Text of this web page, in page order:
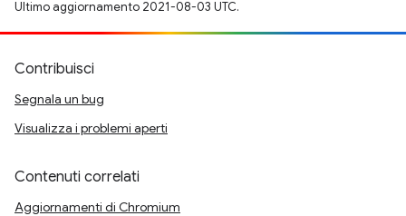
Ultimo aggiornamento 2021-08-03 UTC.
Contribuisci
Segnala un bug
Visualizza i problemi aperti
Contenuti correlati
Aggiornamenti di Chromium